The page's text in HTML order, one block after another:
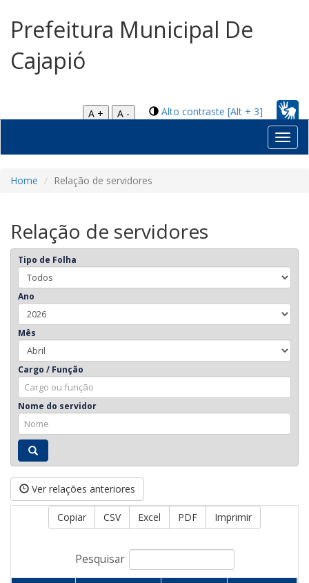
Prefeitura Municipal De
Cajapió
Alto contraste [Alt + 3]
A +
A -
Home Relação de servidores
Relação de servidores
Tipo de Folha
Ano
Mês
Cargo / Função
Nome do servidor
Ver relações anteriores
Copiar CSV Excel PDF Imprimir
Pesquisar